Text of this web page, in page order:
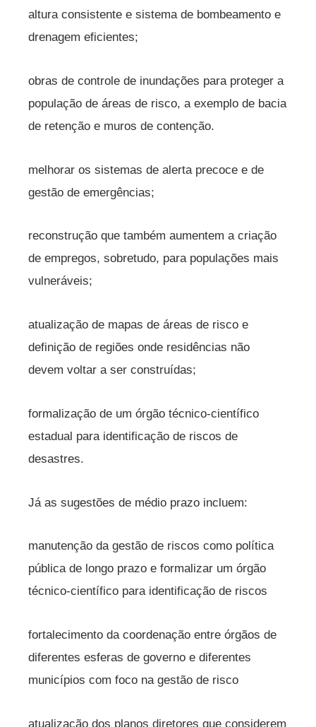
altura consistente e sistema de bombeamento e
drenagem eficientes;
obras de controle de inundações para proteger a
população de áreas de risco, a exemplo de bacia
de retenção e muros de contenção.
melhorar os sistemas de alerta precoce e de
gestão de emergências;
reconstrução que também aumentem a criação
de empregos, sobretudo, para populações mais
vulneráveis;
atualização de mapas de áreas de risco e
definição de regiões onde residências não
devem voltar a ser construídas;
formalização de um órgão técnico-científico
estadual para identificação de riscos de
desastres.
Já as sugestões de médio prazo incluem:
manutenção da gestão de riscos como política
pública de longo prazo e formalizar um órgão
técnico-científico para identificação de riscos
fortalecimento da coordenação entre órgãos de
diferentes esferas de governo e diferentes
municípios com foco na gestão de risco
atualização dos planos diretores que considerem